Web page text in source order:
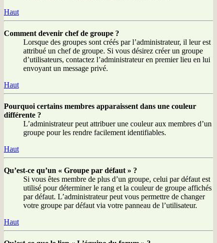
Haut
Comment devenir chef de groupe ?
Lorsque des groupes sont créés par l’administrateur, il leur est
attribué un chef de groupe. Si vous désirez créer un groupe
d’utilisateurs, contactez l’administrateur en premier lieu en lui
envoyant un message privé.
Haut
Pourquoi certains membres apparaissent dans une couleur
différente ?
L’administrateur peut attribuer une couleur aux membres d’un
groupe pour les rendre facilement identifiables.
Haut
Qu’est-ce qu’un « Groupe par défaut » ?
Si vous êtes membre de plus d’un groupe, celui par défaut est
utilisé pour déterminer le rang et la couleur de groupe affichés
par défaut. L’administrateur peut vous permettre de changer
votre groupe par défaut via votre panneau de l’utilisateur.
Haut